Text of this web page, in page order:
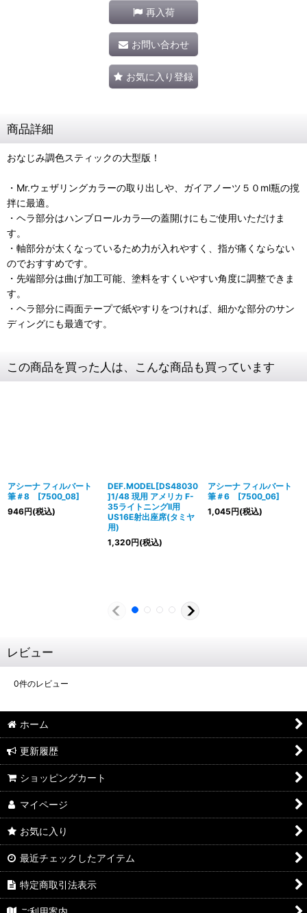
再入荷
お問い合わせ
お気に入り登録
商品詳細
おなじみ調色スティックの大型版！
・Mr.ウェザリングカラーの取り出しや、ガイアノーツ５０ml瓶の撹
拌に最適。
・ヘラ部分はハンブロールカラ―の蓋開けにもご使用いただけま
す。
・軸部分が太くなっているため力が入れやすく、指が痛くならない
のでおすすめです。
・先端部分は曲げ加工可能、塗料をすくいやすい角度に調整できま
す。
・ヘラ部分に両面テープで紙やすりをつければ、細かな部分のサン
ディングにも最適です。
この商品を買った人は、こんな商品も買っています
アシーナ フィルバート
筆＃8 [7500_08]
946円(税込)
DEF.MODEL[DS48030
]1/48 現用 アメリカ F-
35ライトニングII用
US16E射出座席(タミヤ
用)
1,320円(税込)
アシーナ フィルバート
筆＃6 [7500_06]
1,045円(税込)
レビュー
0件のレビュー
ホーム
更新履歴
ショッピングカート
マイページ
お気に入り
最近チェックしたアイテム
特定商取引法表示